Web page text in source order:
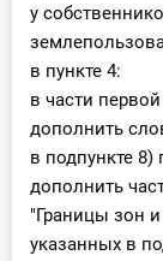
у
в пункте 4:
в части
дополнить
в подпункте 8)
дополнить
"Границы зон
указанных в